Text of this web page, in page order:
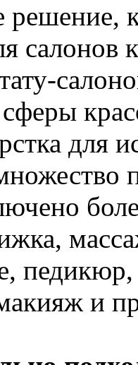
решение,
салонов
для
педикюр,
и